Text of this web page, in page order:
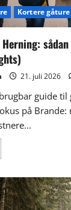
Kortere gåture
21. juli 2026
guide
på